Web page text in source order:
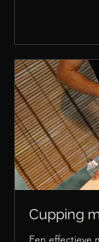
Cupping
Een effectieve